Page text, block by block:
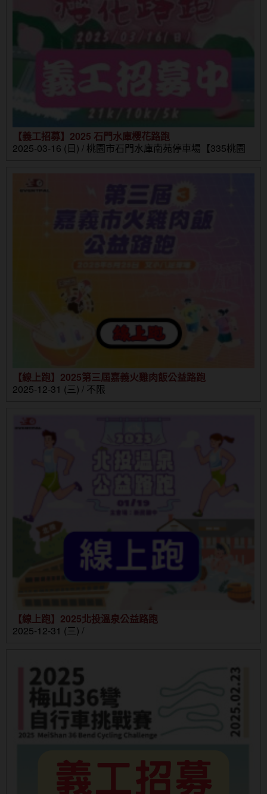
【義工招募】2025 石門水庫櫻花路跑
2025-03-16 (日) / 桃園市石門水庫南苑停車場【335桃園
【線上跑】2025第三屆嘉義火雞肉飯公益路跑
2025-12-31 (三) / 不限
【線上跑】2025北投溫泉公益路跑
2025-12-31 (三) /